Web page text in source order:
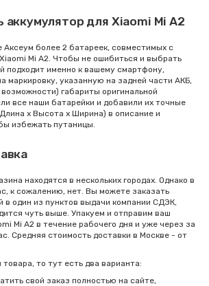
аккумулятор для Xiaomi Mi A2
Аксеум более 2 батареек, совместимых с
Mi A2. Чтобы не ошибиться и выбрать
подходит именно к вашему смартфону,
маркировку, указанную на задней части АКБ,
габариты оригинальной
все наши батарейки и добавили их точные
x Высота x Ширина) в описание и
избежать путаницы.
находятся в нескольких городах. Однако в
к сожалению, нет. Вы можете заказать
в один из пунктов выдачи компании СДЭК,
чуть выше. Упакуем и отправим ваш
Mi A2 в течение рабочего дня и уже через за
Средняя стоимость доставки в Москве - от
то тут есть два варианта:
свой заказ полностью на сайте,